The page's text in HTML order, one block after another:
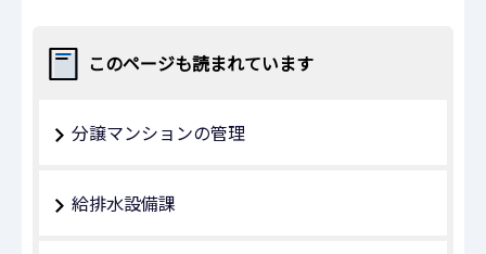
このページも読まれています
分譲マンションの管理
給排水設備課